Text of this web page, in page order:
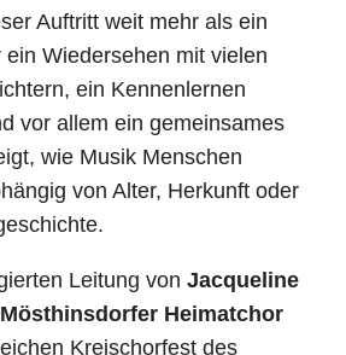
Auftritt weit mehr als ein
ein Wiedersehen mit vielen
ein Kennenlernen
vor allem ein gemeinsames
wie Musik Menschen
von Alter, Herkunft oder
Leitung von Jacqueline
Mösthinsdorfer Heimatchor
Kreischorfest des